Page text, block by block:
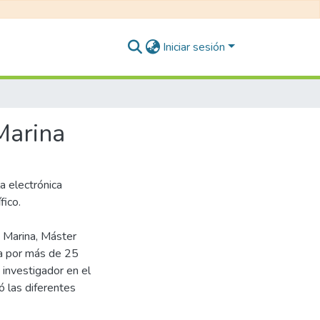
Iniciar sesión
electrónica
Máster
por más de 25
en el
las diferentes